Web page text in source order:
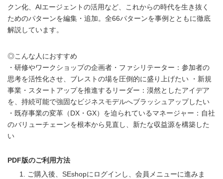
クン化、AIエージェントの活用など、これからの時代を生き抜く
ためのパターンを編集・追加。全66パターンを事例とともに徹底
解説しています。
◎こんな人におすすめ
・研修やワークショップの企画者・ファシリテーター：参加者の
思考を活性化させ、ブレストの場を圧倒的に盛り上げたい ・新規
事業・スタートアップを推進するリーダー：漠然としたアイデア
を、持続可能で強固なビジネスモデルへブラッシュアップしたい
・既存事業の変革（DX・GX）を迫られているマネージャー：自社
のバリューチェーンを根本から見直し、新たな収益源を構築した
い
PDF版のご利用方法
ご購入後、SEshopにログインし、会員メニューに進みま